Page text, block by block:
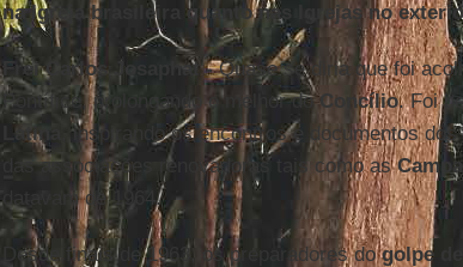
na Igreja brasileira quanto nas Igrejas no
Frei Carlos Josaphat -Quase se diria que foi
Pontífice, prolongando o melhor doConcílio. Foi
Latina
, inspirando os encontros e documentos
das associações renovadoras tais como as
datavam de 1964.
Desde finais de 1963, os preparadores dogolpe de